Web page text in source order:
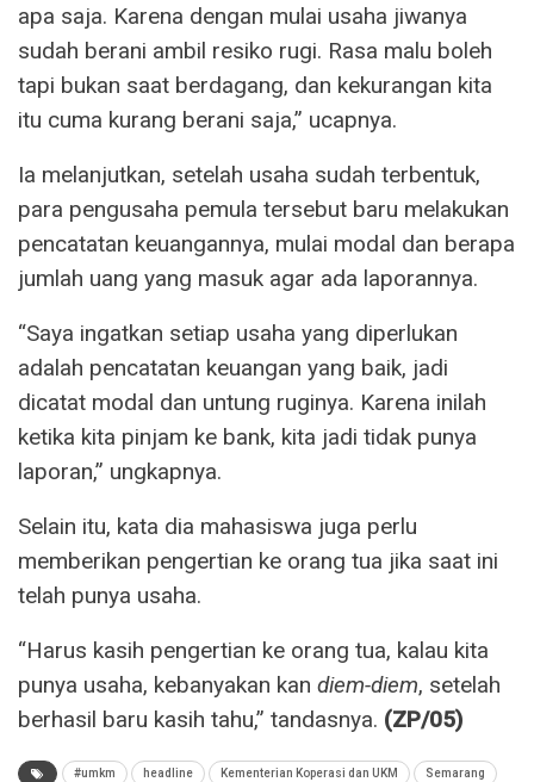
apa saja. Karena dengan mulai usaha jiwanya
sudah berani ambil resiko rugi. Rasa malu boleh
tapi bukan saat berdagang, dan kekurangan kita
itu cuma kurang berani saja,” ucapnya.
Ia melanjutkan, setelah usaha sudah terbentuk,
para pengusaha pemula tersebut baru melakukan
pencatatan keuangannya, mulai modal dan berapa
jumlah uang yang masuk agar ada laporannya.
“Saya ingatkan setiap usaha yang diperlukan
adalah pencatatan keuangan yang baik, jadi
dicatat modal dan untung ruginya. Karena inilah
ketika kita pinjam ke bank, kita jadi tidak punya
laporan,” ungkapnya.
Selain itu, kata dia mahasiswa juga perlu
memberikan pengertian ke orang tua jika saat ini
telah punya usaha.
“Harus kasih pengertian ke orang tua, kalau kita
punya usaha, kebanyakan kan diem-diem, setelah
berhasil baru kasih tahu,” tandasnya. (ZP/05)
#umkm headline Kementerian Koperasi dan UKM Semarang